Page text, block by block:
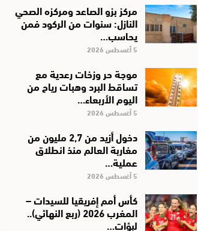
مركز بزو الصاعد ومركزه الصحي
النازل: سنوات من الركود فمن
يحاسب…
5 أغسطس 2026
موجة حر وزخات رعدية مع
تساقط البرد وهبات رياح من
اليوم الأربعاء…
5 أغسطس 2026
دخول أزيد من 2,7 مليون من
مغاربة العالم منذ انطلاق
عملية…
5 أغسطس 2026
كأس أمم إفريقيا للسيدات –
المغرب 2026 (ربع النهائي)..
لبؤات…